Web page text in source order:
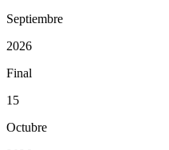
Septiembre
2026
Final
15
Octubre